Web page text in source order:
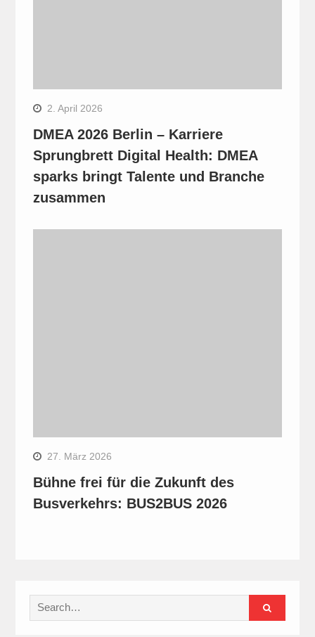
2. April 2026
DMEA 2026 Berlin – Karriere
Sprungbrett Digital Health: DMEA
sparks bringt Talente und Branche
zusammen
27. März 2026
Bühne frei für die Zukunft des
Busverkehrs: BUS2BUS 2026
Search
for: